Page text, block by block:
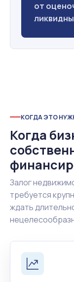
от
КОГДА ЭТО
Когда
Залог
требуется
ждать